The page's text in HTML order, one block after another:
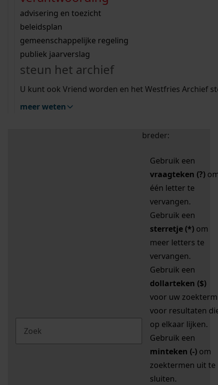
bouwvergunningen
omgevingsvergunningen
vergunningen
beeld en geluid
uitleg nodig?
Wij helpen u op weg met een aantal zoektips.
bekijk alle zoektips
Wij helpen u op weg met een aantal zoektips.
bekijk alle zoektips
bekijk ons geschiedenislokaal
advisering en toezicht
beleidsplan
gemeenschappelijke regeling
publiek jaarverslag
steun het archief
U kunt ook Vriend worden en het Westfries Archief
meer weten
zoektips
Mijn Studiezaal (inloggen)
uw zoekopdracht te
breder:
Gebruik een
vraagteken (?)
één letter te
vervangen.
Gebruik een
sterretje (*) om
meer letters te
vervangen.
Gebruik een
dollarteken ($)
voor uw zoekterm
voor resultaten
op elkaar lijken.
Gebruik een
minteken (-) om
zoektermen uit te
sluiten.